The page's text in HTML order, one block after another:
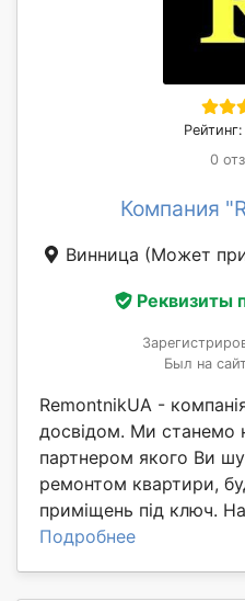
0
Компания
Винница (Может
Реквизиты
Был на
RemontnikUA -
досвідом. Ми станемо
партнером якого Ви
ремонтом квартири,
приміщень під ключ.
Подробнее